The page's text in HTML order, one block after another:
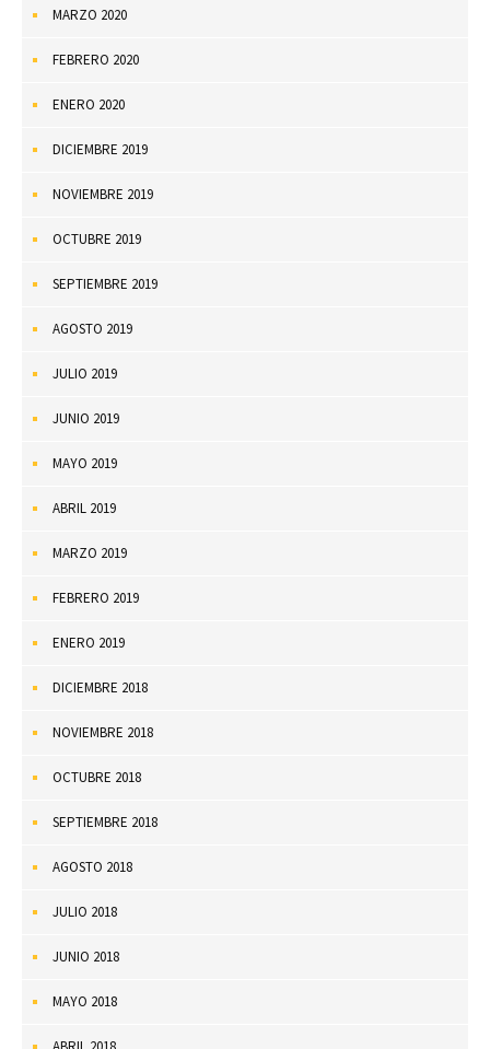
MARZO 2020
FEBRERO 2020
ENERO 2020
DICIEMBRE 2019
NOVIEMBRE 2019
OCTUBRE 2019
SEPTIEMBRE 2019
AGOSTO 2019
JULIO 2019
JUNIO 2019
MAYO 2019
ABRIL 2019
MARZO 2019
FEBRERO 2019
ENERO 2019
DICIEMBRE 2018
NOVIEMBRE 2018
OCTUBRE 2018
SEPTIEMBRE 2018
AGOSTO 2018
JULIO 2018
JUNIO 2018
MAYO 2018